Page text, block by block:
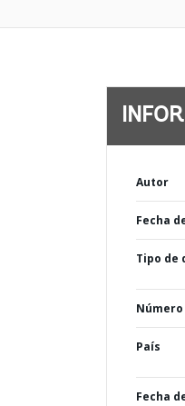
Autor
Fecha
Tipo de
País
Fecha